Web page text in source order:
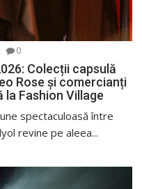
0
Colecții capsulă
Rose și comercianți
Fashion Village
spectaculoasă între
revine pe aleea...